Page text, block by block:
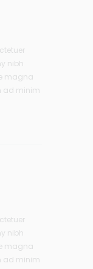
nibh
magna
ad minim
nibh
magna
ad minim